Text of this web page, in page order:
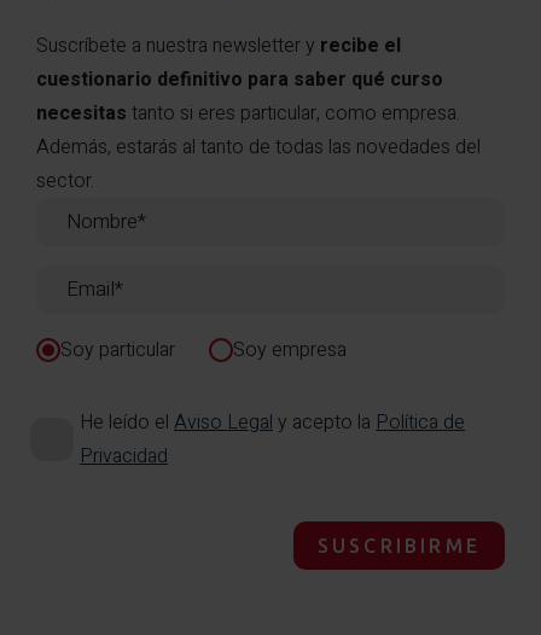
Suscríbete a nuestra newsletter y recibe el
cuestionario definitivo para saber qué curso
necesitas tanto si eres particular, como empresa.
Además, estarás al tanto de todas las novedades del
sector.
Soy particular Soy empresa
He leído elAviso Legaly acepto laPolítica de
Privacidad
SUSCRIBIRME